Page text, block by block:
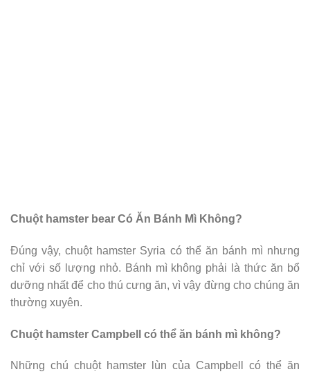
Chuột hamster bear Có Ăn Bánh Mì Không?
Đúng vậy, chuột hamster Syria có thể ăn bánh mì nhưng
chỉ với số lượng nhỏ. Bánh mì không phải là thức ăn bổ
dưỡng nhất để cho thú cưng ăn, vì vậy đừng cho chúng ăn
thường xuyên.
Chuột hamster Campbell có thể ăn bánh mì không?
Những chú chuột hamster lùn của Campbell có thể ăn